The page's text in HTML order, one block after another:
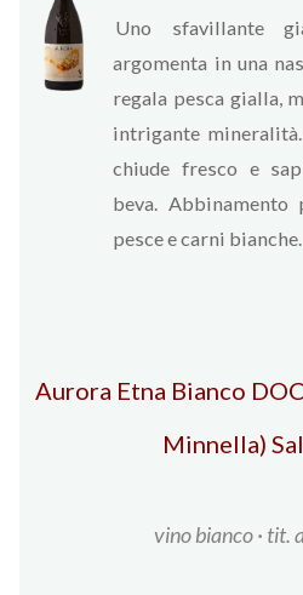
Uno sfavillante
argomenta in una
regala pesca gialla,
intrigante mineralità.
chiude fresco e
beva.
pesce e carni bianche.
Aurora Etna Bianco
Minnella)
vino bianco · tit.